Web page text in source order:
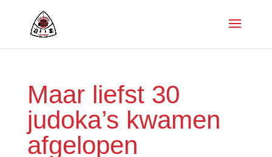
Maar liefst 30
judoka’s kwamen
afgelopen